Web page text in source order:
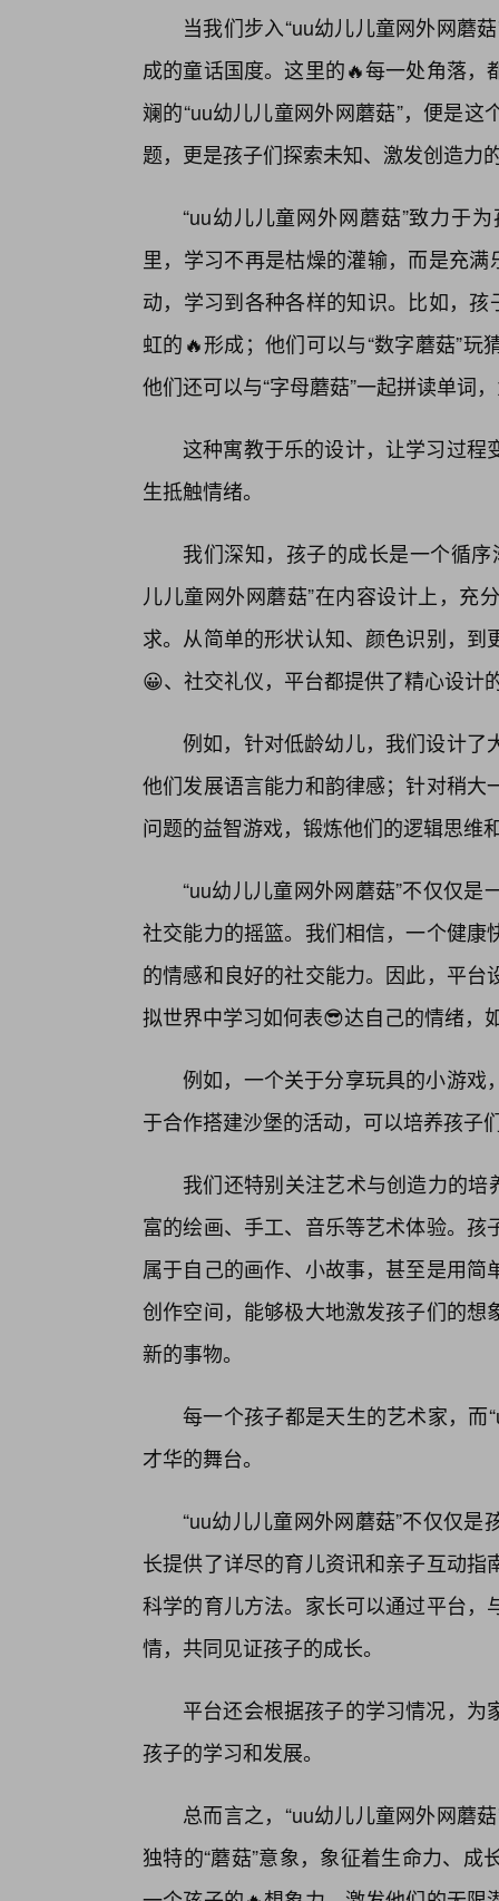
当我们步入“uu幼儿儿童网外网蘑
成的童话国度。这里的🔥每一处角落
斓的“uu幼儿儿童网外网蘑菇”，便是
题，更是孩子们探索未知、激发创造力
“uu幼儿儿童网外网蘑菇”致力于
里，学习不再是枯燥的灌输，而是充
动，学习到各种各样的知识。比如，
虹的🔥形成；他们可以与“数字蘑菇”
他们还可以与“字母蘑菇”一起拼读单词
这种寓教于乐的设计，让学习过
生抵触情绪。
我们深知，孩子的成长是一个循
儿儿童网外网蘑菇”在内容设计上，充
求。从简单的形状认知、颜色识别，
😀、社交礼仪，平台都提供了精心设计
例如，针对低龄幼儿，我们设计了
他们发展语言能力和韵律感；针对稍
问题的益智游戏，锻炼他们的逻辑思维
“uu幼儿儿童网外网蘑菇”不仅仅
社交能力的摇篮。我们相信，一个健
的情感和良好的社交能力。因此，平
拟世界中学习如何表😎达自己的情绪，
例如，一个关于分享玩具的小游戏
于合作搭建沙堡的活动，可以培养孩子
我们还特别关注艺术与创造力的培
富的绘画、手工、音乐等艺术体验。
属于自己的画作、小故事，甚至是用
创作空间，能够极大地激发孩子们的
新的事物。
每一个孩子都是天生的艺术家，而
才华的舞台。
“uu幼儿儿童网外网蘑菇”不仅仅
长提供了详尽的育儿资讯和亲子互动
科学的育儿方法。家长可以通过平台
情，共同见证孩子的成长。
平台还会根据孩子的学习情况，
孩子的学习和发展。
总而言之，“uu幼儿儿童网外网蘑
独特的“蘑菇”意象，象征着生命力、